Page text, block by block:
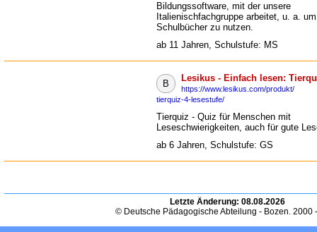
Bildungssoftware, mit der unsere
Italienischfachgruppe arbeitet, u. a.
Schulbücher zu nutzen.
ab 11 Jahren, Schulstufe: MS
B
Lesikus - Einfach lesen:
https://www.lesikus.com/produkt/
tierquiz-4-lesestufe/
Tierquiz - Quiz für Menschen mit
Leseschwierigkeiten, auch für gute
ab 6 Jahren, Schulstufe: GS
Letzte Änderung: 08.08.2026
© Deutsche Pädagogische Abteilung - Bozen. 2000